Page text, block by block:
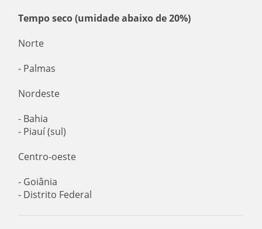
Tempo seco (umidade abaixo de 20%)
Norte
- Palmas
Nordeste
- Bahia
- Piauí (sul)
Centro-oeste
- Goiânia
- Distrito Federal